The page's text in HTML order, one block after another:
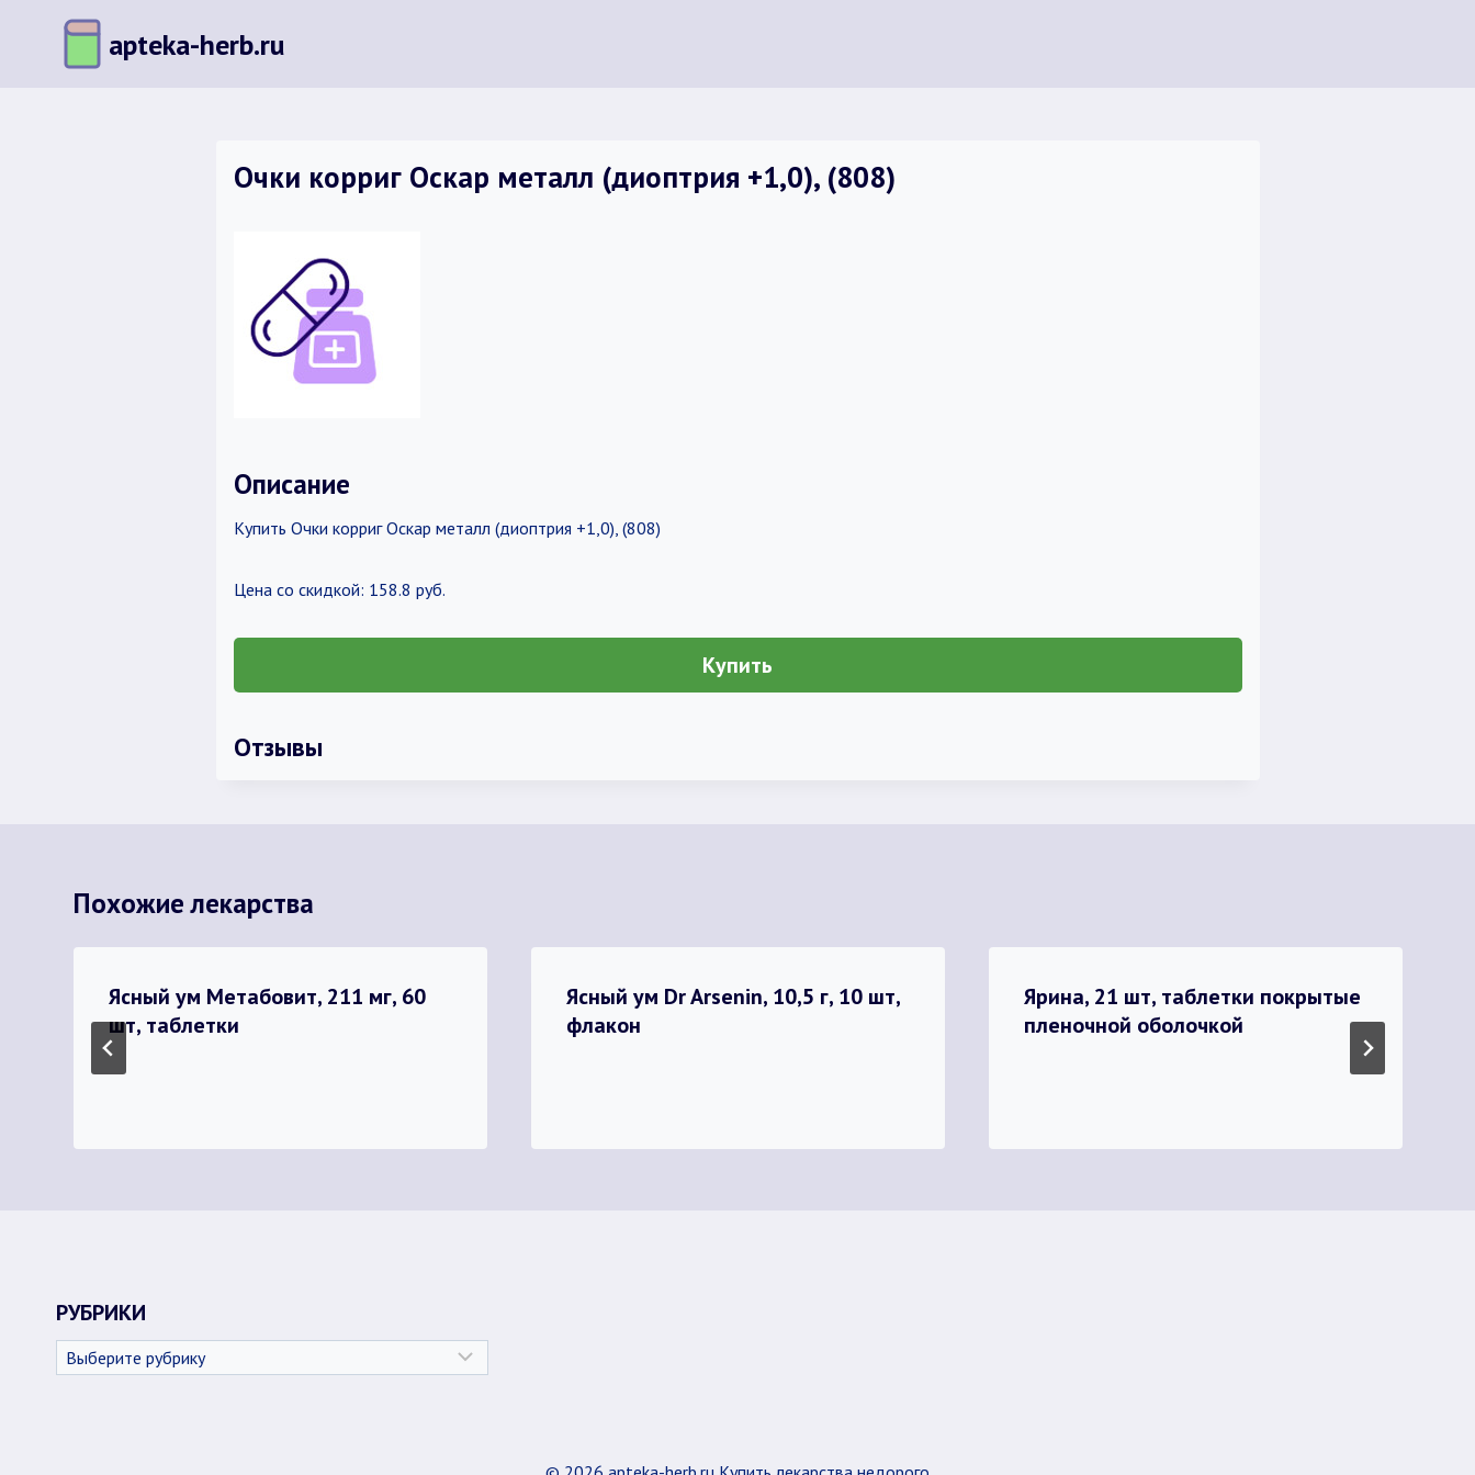
содержимому
apteka-herb.ru
Очки корриг Оскар металл (диоптрия +1,0), (808)
Описание
Купить Очки корриг Оскар металл (диоптрия +1,0), (808)
Цена со скидкой: 158.8 руб.
Купить
Отзывы
Похожие лекарства
Ясный ум Метабовит, 211 мг, 60
шт, таблетки
Ясный ум Dr Arsenin, 10,5 г, 10 шт,
флакон
Ярина, 21 шт, таблетки покрытые
пленочной оболочкой
РУБРИКИ
Рубрики